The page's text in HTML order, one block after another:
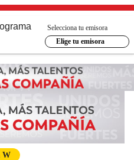
Selecciona tu emisora
Elige tu emisora
W